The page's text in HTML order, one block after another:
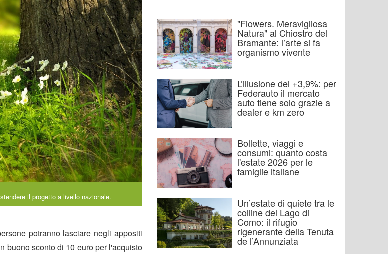
il progetto a livello nazionale.
potranno lasciare negli appositi
buono sconto di 10 euro per l'acquisto
"Flowers. Meravigliosa
Natura" al Chiostro del
Bramante: l’arte si fa
organismo vivente
L’illusione del +3,9%: per
Federauto il mercato
auto tiene solo grazie a
dealer e km zero
Bollette, viaggi e
consumi: quanto costa
l'estate 2026 per le
famiglie italiane
Un’estate di quiete tra le
colline del Lago di
Como: il rifugio
rigenerante della Tenuta
de l’Annunziata